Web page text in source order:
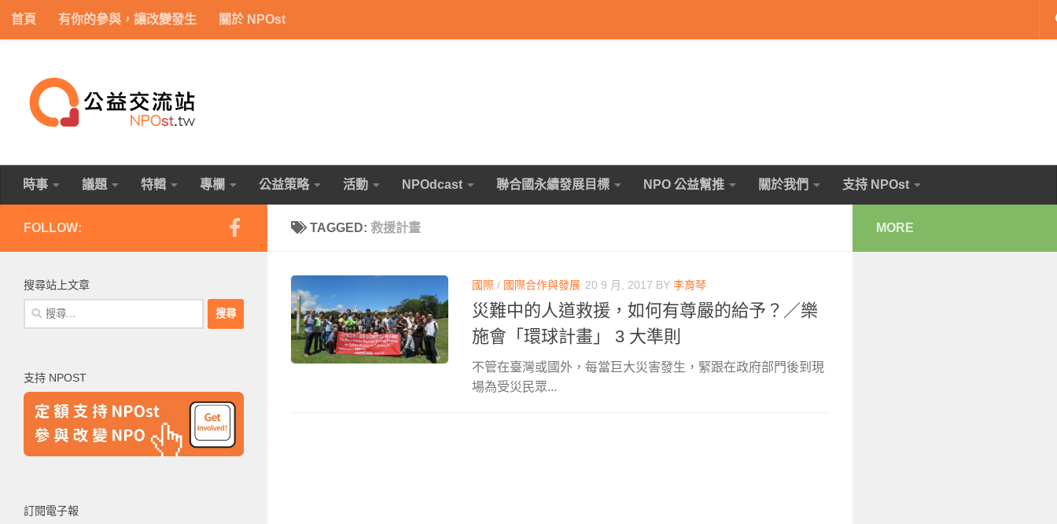
Skip to content
首頁 有你的參與，讓改變發生 關於 NPOst
時事 議題 特輯 專欄 公益策略 活動 NPOdcast 聯合國永續發展目標 NPO 公益幫推 關於我們 支持 NPOst
TAGGED: 救援計畫
國際 / 國際合作與發展 20 9 月, 2017 BY 李育琴
災難中的人道救援，如何有尊嚴的給予？／樂
施會「環球計畫」 3 大準則
不管在臺灣或國外，每當巨大災害發生，緊跟在政府部門後到現
場為受災民眾...
FOLLOW:
搜尋站上文章
搜
尋
字:
支持 NPOST
訂閱電子報
MORE